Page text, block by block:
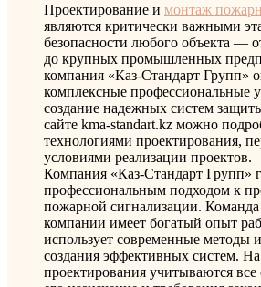
Проектирование и монтаж
являются критически важными
безопасности любого объекта —
до крупных промышленных
компания «Каз-Стандарт Групп»
комплексные профессиональные
создание надежных систем
сайте kma-standart.kz можно
технологиями проектирования,
условиями реализации проектов.
Компания «Каз-Стандарт Групп»
профессиональным подходом к
пожарной сигнализации. Команда
компании имеет богатый опыт
использует современные методы
создания эффективных систем. На
проектирования учитываются все